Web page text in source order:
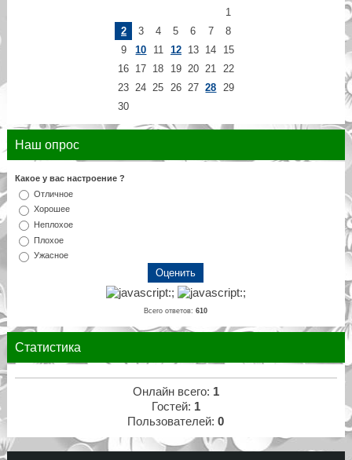
1
2
3 4 5 6 7
8
9
10 11 12 13 14
15
16 17 18 19 20 21
22
23 24 25 26 27 28
29
30
Наш опрос
Какое у вас настроение ?
Отличное
Хорошее
Неплохое
Плохое
Ужасное
Всего ответов:610
Статистика
Онлайн всего: 1
Гостей: 1
Пользователей:0